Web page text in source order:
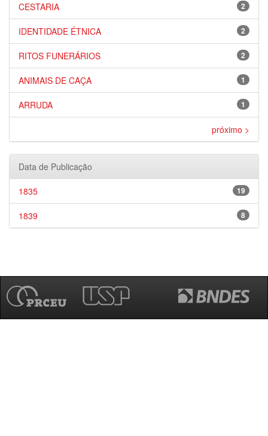
2
CESTARIA
2
IDENTIDADE ÉTNICA
2
RITOS FUNERÁRIOS
1
ANIMAIS DE CAÇA
1
ARRUDA
próximo >
Data de Publicação
19
1835
8
1839